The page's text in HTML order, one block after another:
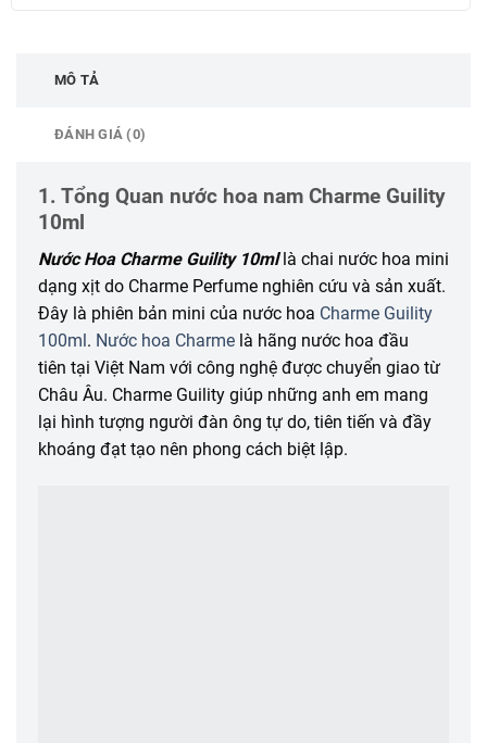
MÔ TẢ
ĐÁNH GIÁ (0)
1. Tổng Quan nước hoa nam Charme Guility
10ml
Nước Hoa Charme Guility 10mllà chai nước hoa mini
dạng xịt do Charme Perfume nghiên cứu và sản xuất.
Đây là phiên bản mini của nước hoa Charme Guility
100ml . Nước hoa Charme là hãng nước hoa đầu
tiên tại Việt Nam với công nghệ được chuyển giao từ
Châu Âu. Charme Guility giúp những anh em mang
lại hình tượng người đàn ông tự do, tiên tiến và đầy
khoáng đạt tạo nên phong cách biệt lập.